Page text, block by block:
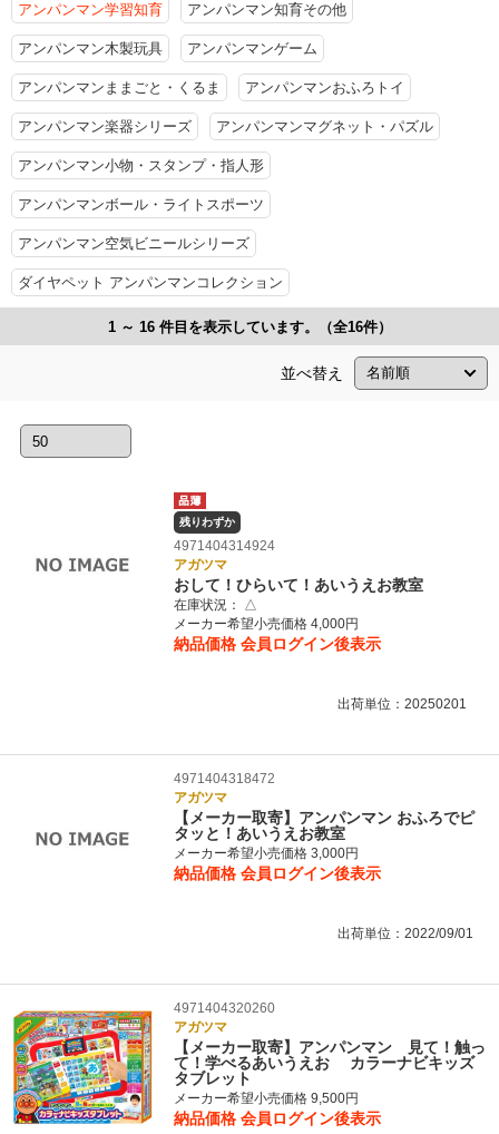
アンパンマン学習知育 アンパンマン知育その他
アンパンマン木製玩具 アンパンマンゲーム
アンパンマンままごと・くるま アンパンマンおふろトイ
アンパンマン楽器シリーズ アンパンマンマグネット・パズル
アンパンマン小物・スタンプ・指人形
アンパンマンボール・ライトスポーツ
アンパンマン空気ビニールシリーズ
ダイヤペット アンパンマンコレクション
1 ～ 16 件目を表示しています。（全16件）
並べ替え
残りわずか
4971404314924
アガツマ
おして！ひらいて！あいうえお教室
在庫状況：
△
メーカー希望小売価格 4,000円
納品価格 会員ログイン後表示
出荷単位：20250201
4971404318472
アガツマ
【メーカー取寄】アンパンマン おふろでピ
タッと！あいうえお教室
メーカー希望小売価格 3,000円
納品価格 会員ログイン後表示
出荷単位：2022/09/01
4971404320260
アガツマ
【メーカー取寄】アンパンマン 見て！触っ
て！学べるあいうえお カラーナビキッズ
タブレット
メーカー希望小売価格 9,500円
納品価格 会員ログイン後表示